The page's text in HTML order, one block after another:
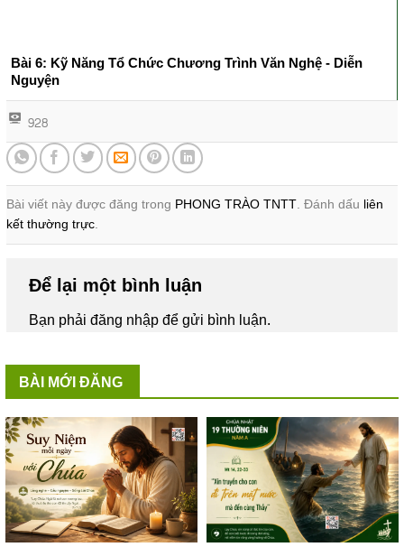
Bài 6: Kỹ Năng Tổ Chức Chương Trình Văn Nghệ - Diễn
Nguyện
928
Bài viết này được đăng trong PHONG TRÀO TNTT. Đánh dấu liên
kết thường trực.
Để lại một bình luận
Bạn phảiđăng nhậpđể gửi bình luận.
BÀI MỚI ĐĂNG